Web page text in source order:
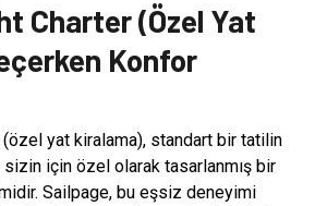
Charter (Özel Yat
Konfor
yat kiralama), standart bir tatilin
sizin için özel olarak tasarlanmış bir
Sailpage, bu eşsiz deneyimi